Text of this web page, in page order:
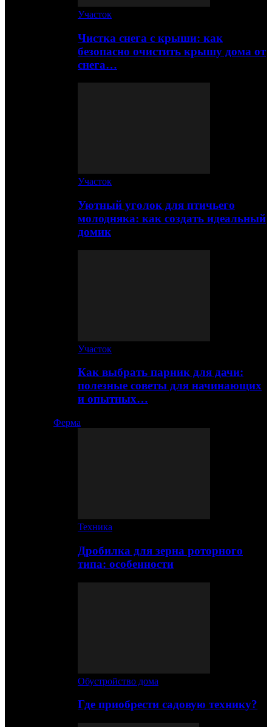
Участок
Чистка снега с крыши: как
безопасно очистить крышу дома от
снега…
Участок
Уютный уголок для птичьего
молодняка: как создать идеальный
домик
Участок
Как выбрать парник для дачи:
полезные советы для начинающих
и опытных…
Ферма
Техника
Дробилка для зерна роторного
типа: особенности
Обустройство дома
Где приобрести садовую технику?